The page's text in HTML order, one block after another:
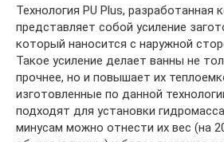
Технология PU Plus, разработанная
представляет собой усиление
который наносится с наружной
Такое усиление делает ванны не
прочнее, но и повышает их
изготовленные по данной
подходят для установки
минусам можно отнести их вес (на